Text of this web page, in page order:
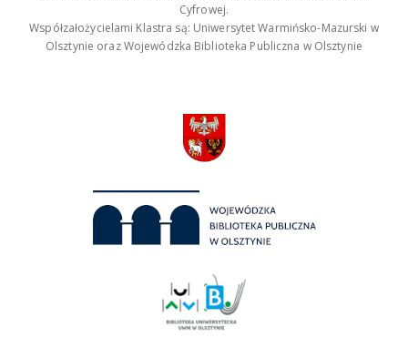
Cyfrowej.
Współzałożycielami Klastra są: Uniwersytet Warmińsko-Mazurski w
Olsztynie oraz Wojewódzka Biblioteka Publiczna w Olsztynie